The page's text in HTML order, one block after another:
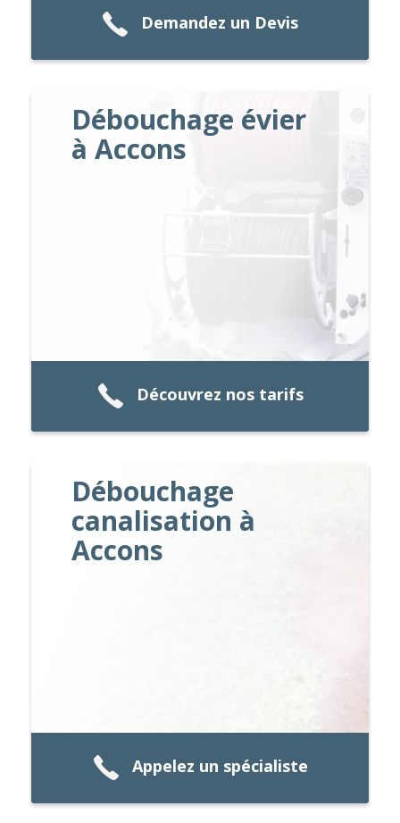
Demandez un Devis
Débouchage évier
à Accons
Découvrez nos tarifs
Débouchage
canalisation à
Accons
Appelez un spécialiste